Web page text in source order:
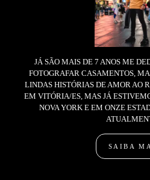
JÁ SÃO MAIS DE 7 ANOS ME
FOTOGRAFAR CASAMENTOS,
LINDAS HISTÓRIAS DE AMOR AO
EM VITÓRIA/ES, MAS JÁ
NOVA YORK E EM ONZE
SAIBA